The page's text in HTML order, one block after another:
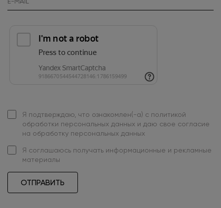
Я подтверждаю, что ознакомлен(-а) с политикой
обработки персональных данных и даю свое согласие
на обработку персональных данных
Я соглашаюсь получать информационные и рекламные
материалы
ОТПРАВИТЬ